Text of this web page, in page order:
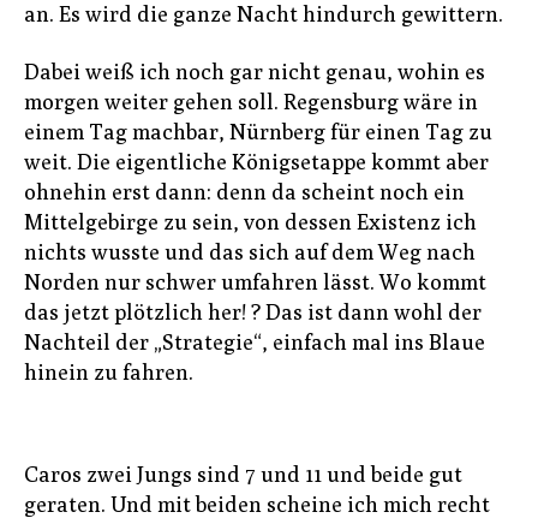
an. Es wird die ganze Nacht hindurch gewittern.
Dabei weiß ich noch gar nicht genau, wohin es
morgen weiter gehen soll. Regensburg wäre in
einem Tag machbar, Nürnberg für einen Tag zu
weit. Die eigentliche Königsetappe kommt aber
ohnehin erst dann: denn da scheint noch ein
Mittelgebirge zu sein, von dessen Existenz ich
nichts wusste und das sich auf dem Weg nach
Norden nur schwer umfahren lässt. Wo kommt
das jetzt plötzlich her! ? Das ist dann wohl der
Nachteil der „Strategie“, einfach mal ins Blaue
hinein zu fahren.
Caros zwei Jungs sind 7 und 11 und beide gut
geraten. Und mit beiden scheine ich mich recht